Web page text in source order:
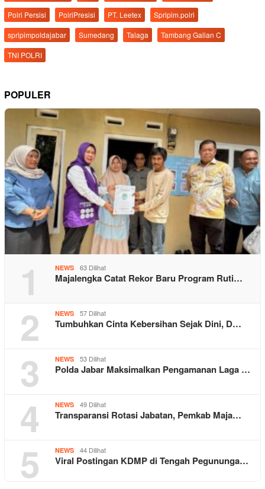
Polri Persisi
PolriPresisi PT. Leetex
Spripim.polri
spripimpoldajabar
Sumedang Talaga
Tambang Galian C
TNI POLRI
POPULER
1 NEWS 63 Dilihat
Majalengka Catat Rekor Baru Program Ruti…
2 NEWS 57 Dilihat
Tumbuhkan Cinta Kebersihan Sejak Dini, D…
3 NEWS 53 Dilihat
Polda Jabar Maksimalkan Pengamanan Laga …
4 NEWS 49 Dilihat
Transparansi Rotasi Jabatan, Pemkab Maja…
5 NEWS 44 Dilihat
Viral Postingan KDMP di Tengah Pegununga…